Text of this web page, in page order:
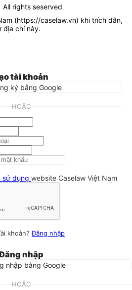
rights seserved
(https://caselaw.vn) khi trích dẫn,
địa chỉ này.
tài khoản
ký bằng Google
HOẶC
sử dụng website Caselaw Việt Nam
khoản?Đăng nhập
nhập
nhập bằng Google
HOẶC